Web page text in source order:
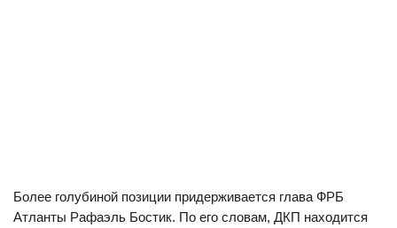
Более голубиной позиции придерживается глава ФРБ
Атланты Рафаэль Бостик. По его словам, ДКП находится